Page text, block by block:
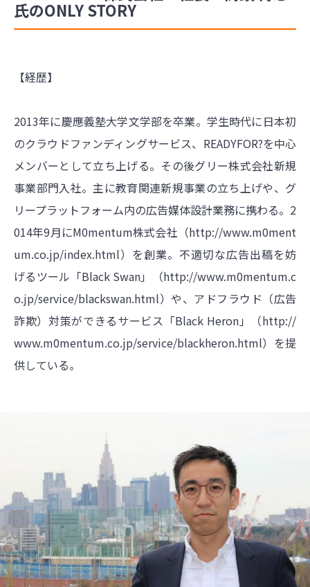
氏のONLY STORY
【経歴】
2013年に慶應義塾大学文学部を卒業。学生時代に日本初
のクラウドファンディングサービス、READYFOR?を中心
メンバーとして立ち上げる。その後グリー株式会社新規
事業部門入社。主に教育関連新規事業の立ち上げや、グ
リープラットフォーム内の広告媒体設計業務に携わる。2
014年9月にM0mentum株式会社（http://www.m0ment
um.co.jp/index.html）を創業。不適切な広告出稿を妨
げるツール「BlackSwan」（http://www.m0mentum.c
o.jp/service/blackswan.html）や、アドフラウド（広告
詐欺）対策ができるサービス「Black Heron」（http://
www.m0mentum.co.jp/service/blackheron.html）を提
供している。